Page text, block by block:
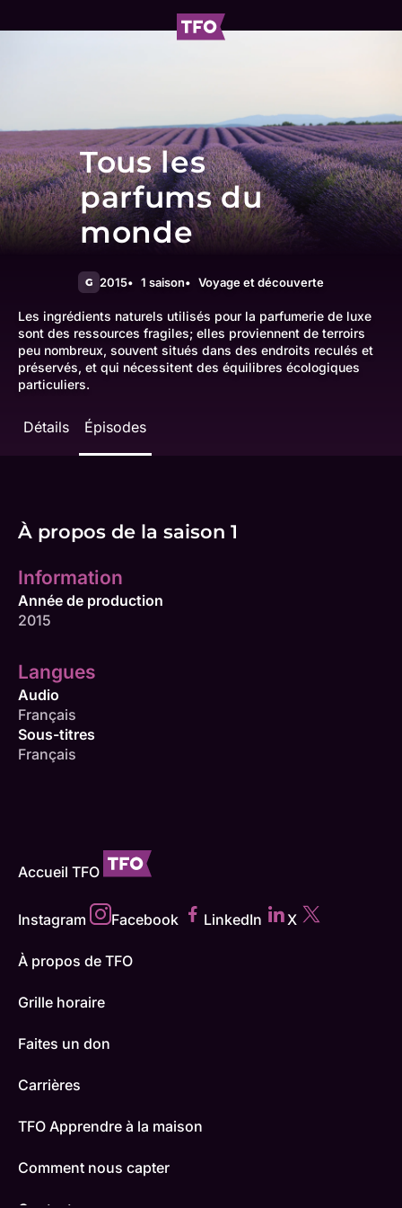
Tous les
parfums du
monde
G 2015 1 saison Voyage et découverte
Les ingrédients naturels utilisés pour la parfumerie de luxe
sont des ressources fragiles; elles proviennent de terroirs
peu nombreux, souvent situés dans des endroits reculés et
préservés, et qui nécessitent des équilibres écologiques
particuliers.
Détails Épisodes
À propos de la saison 1
Information
Année de production
2015
Langues
Audio
Français
Sous-titres
Français
Accueil TFO
Instagram Facebook LinkedIn X
À propos de TFO
Grille horaire
Faites un don
Carrières
TFO Apprendre à la maison
Comment nous capter